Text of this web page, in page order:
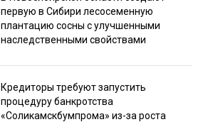
первую в Сибири лесосеменную
плантацию сосны с улучшенными
наследственными свойствами
Кредиторы требуют запустить
процедуру банкротства
«Соликамскбумпрома» из-за роста